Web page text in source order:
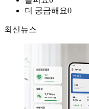
더 궁금해요0
최신뉴스